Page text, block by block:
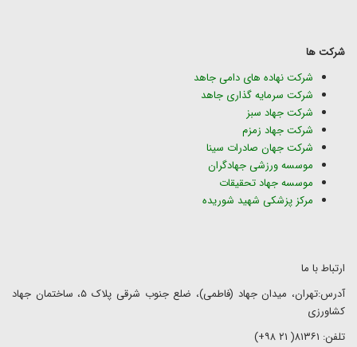
شرکت ها
شرکت نهاده های دامی جاهد
شرکت سرمایه گذاری جاهد
شرکت جهاد سبز
شرکت جهاد زمزم
شرکت جهان صادرات سینا
موسسه ورزشی جهادگران
موسسه جهاد تحقیقات
مرکز پزشکی شهید شوریده
ارتباط با ما
آدرس:تهران، میدان جهاد (فاطمی)، ضلع جنوب شرقی پلاک ۵، ساختمان جهاد
کشاورزی
تلفن: ۸۱۳۶۱( ۲۱ ۹۸+)